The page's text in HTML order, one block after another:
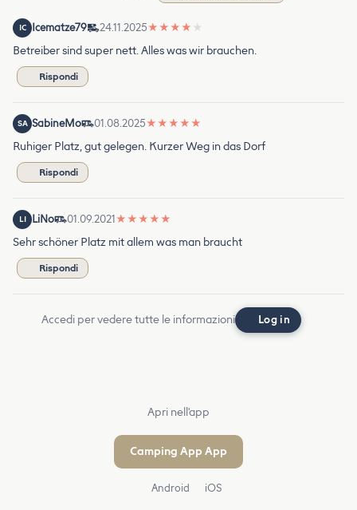
IC Icematze79 24.11.2025★ ★ ★ ★ ★
Betreiber sind super nett. Alles was wir brauchen.
Rispondi
SA SabineMo 01.08.2025★ ★ ★ ★ ★
Ruhiger Platz, gut gelegen. Kurzer Weg in das Dorf
Rispondi
LI LiNo 01.09.2021 ★ ★ ★ ★ ★
Sehr schöner Platz mit allem was man braucht
Rispondi
Accedi per vedere tutte le informazioni Log in
Apri nell'app
Camping App App
Android iOS